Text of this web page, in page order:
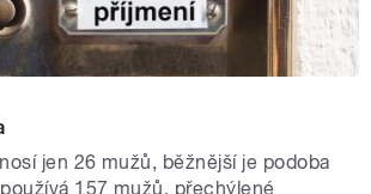
jen 26 mužů, běžnější je podoba
157 mužů, přechýlené